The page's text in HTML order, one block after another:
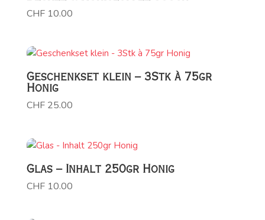
CHF10.00
Geschenkset klein – 3Stk à 75gr
Honig
CHF25.00
Glas – Inhalt 250gr Honig
CHF10.00